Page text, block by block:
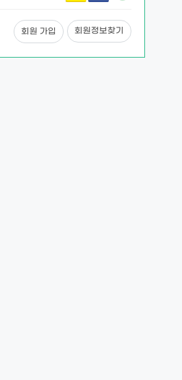
회원 가입 회원정보찾기